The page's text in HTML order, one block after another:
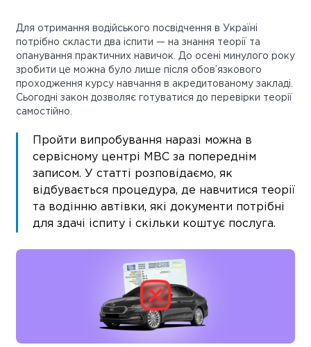
Для отримання водійського посвідчення в Україні
потрібно скласти два іспити — на знання теорії та
опанування практичних навичок. До осені минулого року
зробити це можна було лише після обов’язкового
проходження курсу навчання в акредитованому закладі.
Сьогодні закон дозволяє готуватися до перевірки теорії
самостійно.
Пройти випробування наразі можна в
сервісному центрі МВС за попереднім
записом. У статті розповідаємо, як
відбувається процедура, де навчитися теорії
та водінню автівки, які документи потрібні
для здачі іспиту і скільки коштує послуга.